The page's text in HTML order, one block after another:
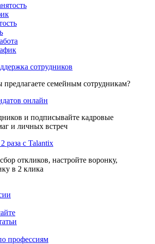
сотрудников
предлагаете семейным сотрудникам?
онлайн
и подписывайте кадровые
и личных встреч
раза с Talantix
откликов, настройте воронку,
в 2 клика
профессиям